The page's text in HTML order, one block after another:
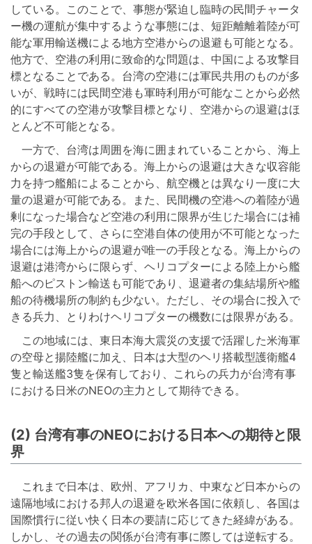
している。このことで、事態が緊迫し臨時の民間チャータ
ー機の運航が集中するような事態には、短距離離着陸が可
能な軍用輸送機による地方空港からの退避も可能となる。
他方で、空港の利用に致命的な問題は、中国による攻撃目
標となることである。台湾の空港には軍民共用のものが多
いが、戦時には民間空港も軍時利用が可能なことから必然
的にすべての空港が攻撃目標となり、空港からの退避はほ
とんど不可能となる。
一方で、台湾は周囲を海に囲まれていることから、海上
からの退避が可能である。海上からの退避は大きな収容能
力を持つ艦船によることから、航空機とは異なり一度に大
量の退避が可能である。また、民間機の空港への着陸が過
剰になった場合など空港の利用に限界が生じた場合には補
完の手段として、さらに空港自体の使用が不可能となった
場合には海上からの退避が唯一の手段となる。海上からの
退避は港湾からに限らず、ヘリコプターによる陸上から艦
船へのピストン輸送も可能であり、退避者の集結場所や艦
船の待機場所の制約も少ない。ただし、その場合に投入で
きる兵力、とりわけヘリコプターの機数には限界がある。
この地域には、東日本海大震災の支援で活躍した米海軍
の空母と揚陸艦に加え、日本は大型のヘリ搭載型護衛艦4
隻と輸送艦3隻を保有しており、これらの兵力が台湾有事
における日米のNEOの主力として期待できる。
(2) 台湾有事のNEOにおける日本への期待と限
界
これまで日本は、欧州、アフリカ、中東など日本からの
遠隔地域における邦人の退避を欧米各国に依頼し、各国は
国際慣行に従い快く日本の要請に応じてきた経緯がある。
しかし、その過去の関係が台湾有事に際しては逆転する。